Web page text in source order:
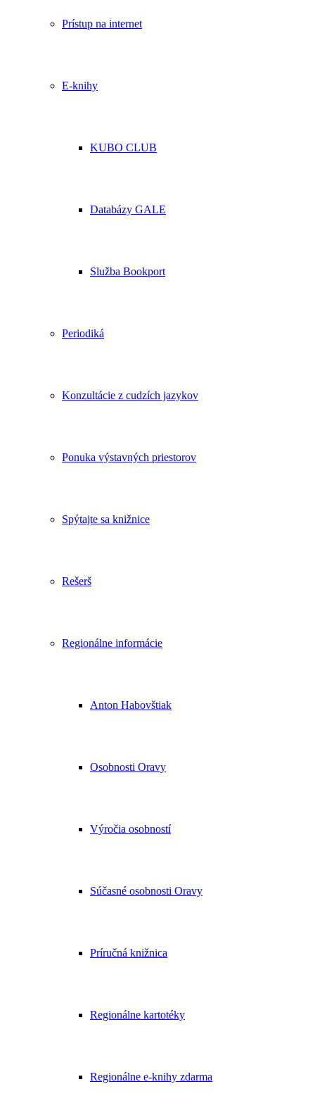
Prístup na internet
E-knihy
KUBO CLUB
Databázy GALE
Služba Bookport
Periodiká
Konzultácie z cudzích jazykov
Ponuka výstavných priestorov
Spýtajte sa knižnice
Rešerš
Regionálne informácie
Anton Habovštiak
Osobnosti Oravy
Výročia osobností
Súčasné osobnosti Oravy
Príručná knižnica
Regionálne kartotéky
Regionálne e-knihy zdarma